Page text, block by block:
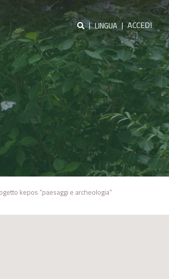
| LINGUA | ACCEDI
kepos “paesaggi e archeologia”